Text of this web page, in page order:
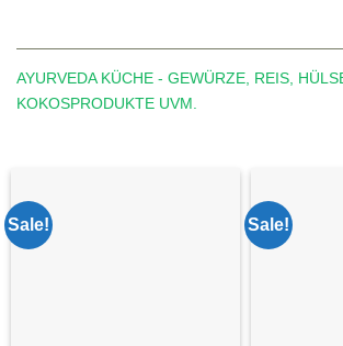
AYURVEDA KÜCHE - GEWÜRZE, REIS,
KOKOSPRODUKTE UVM.
Sale! Sale!